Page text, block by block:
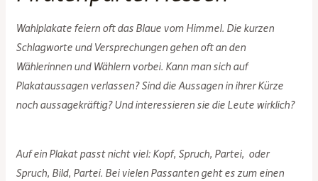
Wahlplakate feiern oft das Blaue vom Himmel. Die kurzen
Schlagworte und Versprechungen gehen oft an den
Wählerinnen und Wählern vorbei. Kann man sich auf
Plakataussagen verlassen?Sind die Aussagen in ihrer Kürze
noch aussagekräftig? Und interessieren sie die Leute wirklich?
Auf ein Plakat passt nicht viel: Kopf, Spruch, Partei, oder
Spruch, Bild, Partei. Bei vielen Passanten geht es zum einen